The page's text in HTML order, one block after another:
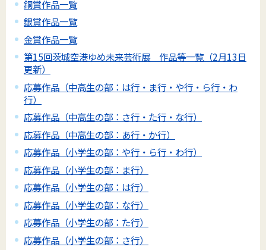
銅賞作品一覧
銀賞作品一覧
金賞作品一覧
第15回茨城空港ゆめ未来芸術展 作品等一覧（2月13日
更新）
応募作品（中高生の部：は行・ま行・や行・ら行・わ
行）
応募作品（中高生の部：さ行・た行・な行）
応募作品（中高生の部：あ行・か行）
応募作品（小学生の部：や行・ら行・わ行）
応募作品（小学生の部：ま行）
応募作品（小学生の部：は行）
応募作品（小学生の部：な行）
応募作品（小学生の部：た行）
応募作品（小学生の部：さ行）